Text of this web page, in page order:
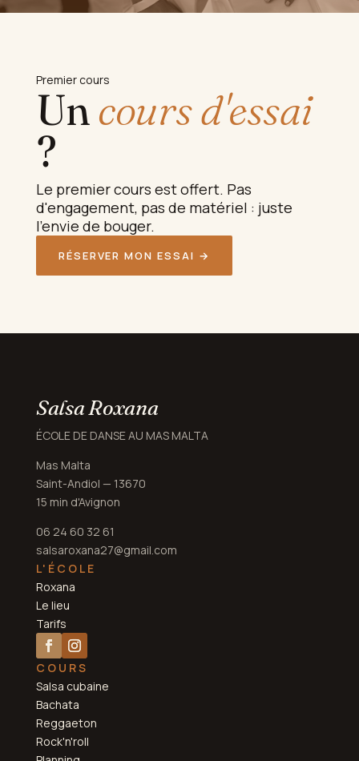
Premier cours
Uncours d'essai
?
Le premier cours est offert. Pas
d'engagement, pas de matériel : juste
l'envie de bouger.
RÉSERVER MON ESSAI →
Salsa Roxana
ÉCOLE DE DANSE AU MAS MALTA
Mas Malta
Saint-Andiol — 13670
15 min d'Avignon
06 24 60 32 61
salsaroxana27@gmail.com
L'ÉCOLE
Roxana
Le lieu
Tarifs
COURS
Salsa cubaine
Bachata
Reggaeton
Rock'n'roll